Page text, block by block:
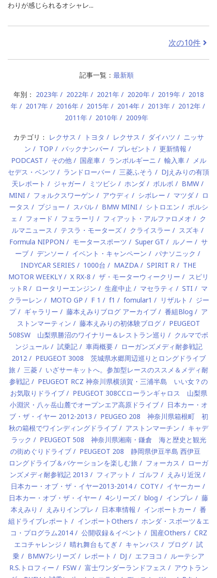
わりが感じられるオシャレ...
次の10件
記事一覧： 最新順
年別： 2023年 2022年 2021年 2020年 2019年
2018
年
2017年 2016年 2015年 2014年 2013年
2012年
2011年
2010年 2009年
カテゴリ： レクサス トヨタ レクサス ダイハツ
ニッサ
ン
TOP バックナンバー プレゼント
更新情報
PODCAST
その他 国産車 ランボルギーニ 輸入車
メル
セデス・ベンツ
ランドローバー 三菱ふそう
DJえみりの有頂
天レポート
ジャガー ミツビシ ホンダ ボルボ
BMW
MINI
フォルクスワーゲン アウディ シボレー マツダ
ロ
ータス
プジョー スバル BMW MINI シトロエン
ポルシ
ェ
フォード フェラーリ フィアット・アルファロメオ
ク
ルマニュース
テスラ・モーターズ クライスラー
スズキ
Formula NIPPON
モータースポーツ Super GT ルノー
サ
ーブ
デンソー イベント・キャンペーン
パナソニック
INDYCAR SERIES
1000台 MAZDA SPIRIT R
THE
MOTOR WEEKLY
X RX-8 ザ・モーターウィークリー
スピリ
ットR
ロータリーエンジン 生産中止 マセラティ STI
マ
クラーレン
MOTO GP F 1 f1 fomular1 リザルト
ジー
プ
ギャラリー 藤本えみりブログ アーカイブ 番組Blog
ア
ストンマーティン
藤本えみりの初体験ブログ
PEUGEOT
508SW 山梨県勝沼のワイナリー＆レストラン巡り
クルマでボ
ンジュール
試乗記 車両概要
ローガンズメディ耐参戦記
2012
PEUGEOT 3008 茨城県水郷周辺巡りとロングドライブ
旅
三菱
いざサーキットへ。参加型レースのススメ＆メディ耐
参戦記
PEUGEOT RCZ 神奈川県横須賀・三浦半島 いい女？の
お気取りドライブ
PEUGEOT 308CCローランギャロス 山梨県
小淵沢・八ヶ岳山麓でオープンエア高原ドライブ
日本カー・オ
ブ・ザ・イヤー 2012-2013
PEUGEO 208 神奈川県箱根町 初
秋の箱根でワインディングドライブ
アストンマーチン
キャデ
ラック
PEUGEOT 508 神奈川県湘南・鎌倉 海と歴史と観光
の街めぐりドライブ
PEUGEOT 208 静岡県伊豆半島 西伊豆
ロングドライブ＆バケーションを楽しむ旅
フォーカス
ローガ
ンズメディ耐参戦記 2013
フィアット ゴルフ
えみり近況
日本カー・オブ・ザ・イヤー2013-2014
COTY
イヤーカー
日本カー・オブ・ザ・イヤー
4シリーズ blog インプレ
藤
本えみり
えみりインプレ 日本車情報 インポートカー
番
組ドライブレポート
インポートOthers
ホンダ・スポーツ＆エ
コ・プログラム2014
公開収録＆イベント 国産Others
CRZ
エコチャレンジ
晴れ舞台もてぎ キャンバス ブログ
試
乗
BMW7シリーズ レポート DJ エフヨコ
ルーテシア
R.S.トロフィー
FSW 富士ワンダーランドフェス
アウトラン